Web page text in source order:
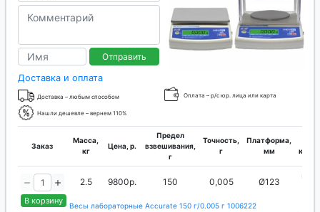
Отправить
Доставка и оплата
Доставка – любым способом Оплата – р/с юр. лица или карта
Нашли дешевле – вернем 110%
Заказ
Масса,
кг
Цена, р.
Предел
взвешивания,
г
Точность,
г
Платформа,
мм
В корзину
2.5 9800р. 150 0,005 Ø123
Весы лабораторные Accurate 150 г/0.005 г 1006222